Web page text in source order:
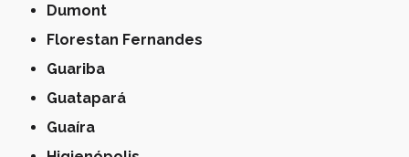
Dumont
Florestan Fernandes
Guariba
Guatapará
Guaíra